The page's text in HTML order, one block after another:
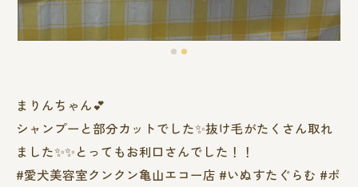
まりんちゃん︎💕︎︎
シャンプーと部分カットでした✨️抜け毛がたくさん取れ
ました✨️✨️とってもお利口さんでした！！
#愛犬美容室クンクン亀山エコー店 #いぬすたぐらむ #ポ